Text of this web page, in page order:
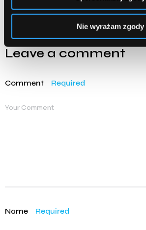
Nie wyrażam zgody
Leave a comment
Comment Required
Name Required